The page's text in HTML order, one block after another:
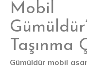
Mobil
Taşınma
Gümüldür mobil